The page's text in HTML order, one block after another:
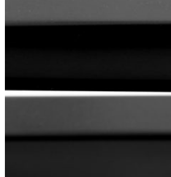
Blogparade Blumen
Produkttest S-/W Schnee Schwarz-Weiß